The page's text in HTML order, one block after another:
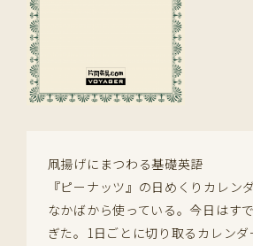
凧揚げにまつわる基礎英語
『ピーナッツ』の日めくりカレン
なかばから使っている。今日はす
ぎた。1日ごとに切り取るカレン